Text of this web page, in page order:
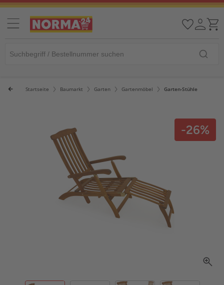
Startseite Baumarkt Garten Gartenmöbel Garten-Stühle
-26%